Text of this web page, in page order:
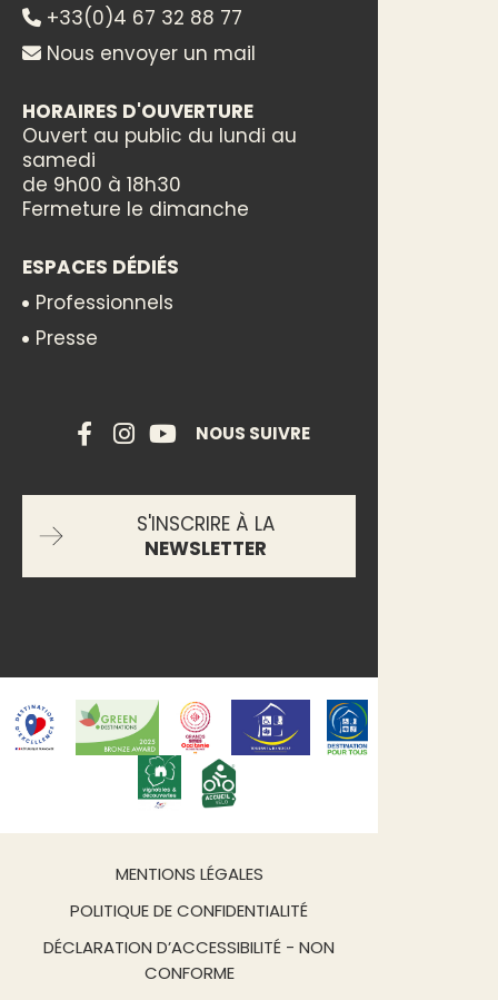
+33(0)4 67 32 88 77
Nous envoyer un mail
HORAIRES D'OUVERTURE
Ouvert au public du lundi au
samedi
de 9h00 à 18h30
Fermeture le dimanche
ESPACES DÉDIÉS
Professionnels
Presse
NOUS SUIVRE
S'INSCRIRE À LA
NEWSLETTER
MENTIONS LÉGALES
POLITIQUE DE CONFIDENTIALITÉ
DÉCLARATION D’ACCESSIBILITÉ - NON
CONFORME